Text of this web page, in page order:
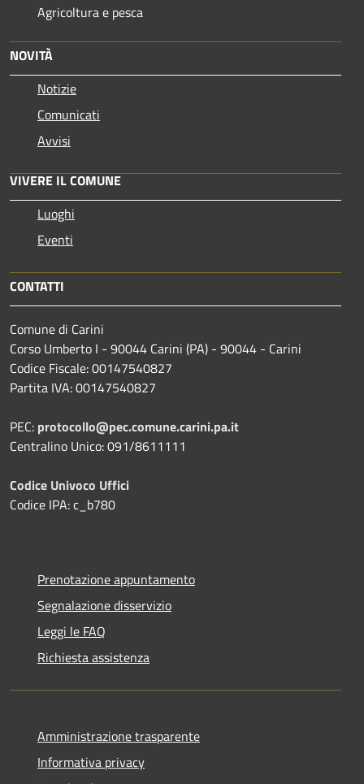
Agricoltura e pesca
NOVITÀ
Notizie
Comunicati
Avvisi
VIVERE IL COMUNE
Luoghi
Eventi
CONTATTI
Comune di Carini
Corso Umberto I - 90044 Carini (PA) - 90044 - Carini
Codice Fiscale: 00147540827
Partita IVA: 00147540827
PEC: protocollo@pec.comune.carini.pa.it
Centralino Unico: 091/8611111
Codice Univoco Uffici
Codice IPA: c_b780
Prenotazione appuntamento
Segnalazione disservizio
Leggi le FAQ
Richiesta assistenza
Amministrazione trasparente
Informativa privacy